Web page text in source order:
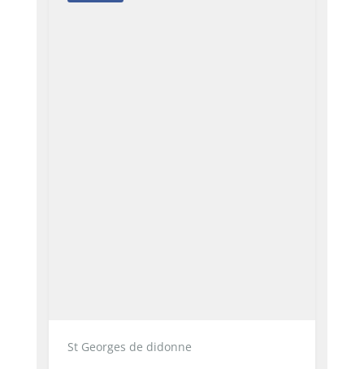
St Georges de didonne